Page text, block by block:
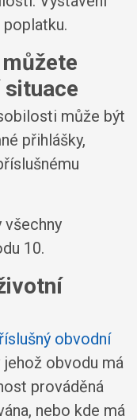
může být
přihlášky,
všechny
10.
obvodní
jehož obvodu má
prováděná
nebo kde má